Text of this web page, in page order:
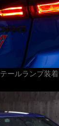
テールランプ装着